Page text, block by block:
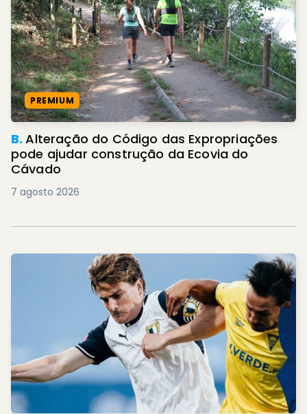
PREMIUM
B.Alteração do Código das Expropriações
pode ajudar construção da Ecovia do
Cávado
7 agosto 2026